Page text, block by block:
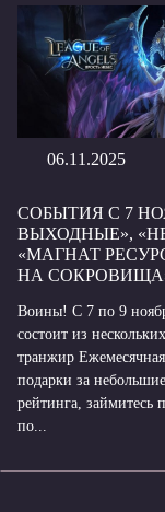
06.11.2025
СОБЫТИЯ С 7
ВЫХОДНЫЕ»,
«МАГНАТ
НА
Воины! С 7 по 9
состоит из
транжир
подарки за
рейтинга, займитесь
по...